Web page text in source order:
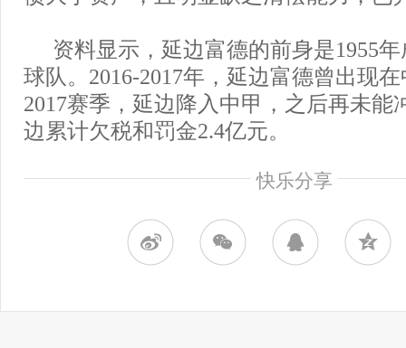
资料显示，延边富德的前身是1955
球队。2016-2017年，延边富德曾出现
2017赛季，延边降入中甲，之后再未能
边累计欠税和罚金2.4亿元。
快乐分享